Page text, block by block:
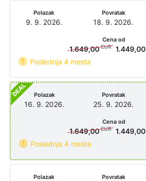
Polazak
9. 9. 2026.
Povratak
18. 9. 2026.
Poslednja 4 mesta
Cena od
1.649,00EUR 1.449,00
Polazak
16. 9. 2026.
Povratak
25. 9. 2026.
Poslednja 4 mesta
Cena od
1.649,00EUR 1.449,00
Polazak Povratak